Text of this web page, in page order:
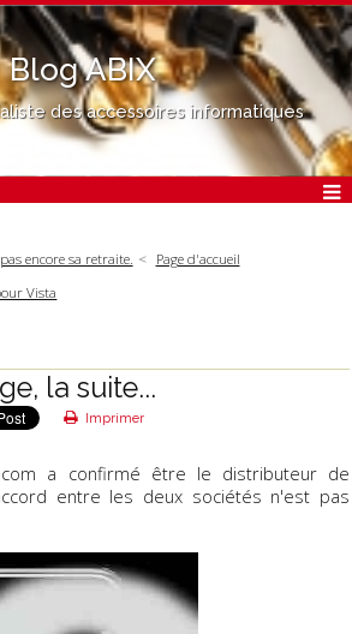
Blog ABIX
des accessoires informatiques
encore sa retraite.
Page d'accueil
Vista
la suite...
Imprimer
a confirmé être le distributeur de
entre les deux sociétés n'est pas